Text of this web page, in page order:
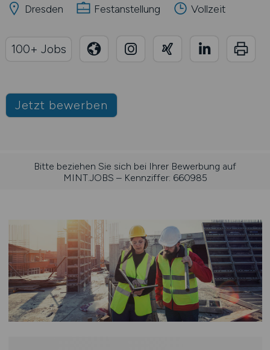
Dresden Festanstellung Vollzeit
Jetzt bewerben
100+ Jobs
Bitte beziehen Sie sich bei Ihrer Bewerbung auf
MINT.JOBS – Kennziffer: 660985